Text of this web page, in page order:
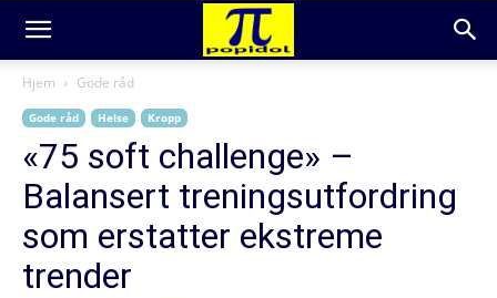
Hjem Gode råd
Gode råd Helse Kropp
«75 soft challenge» –
Balansert treningsutfordring
som erstatter ekstreme
trender